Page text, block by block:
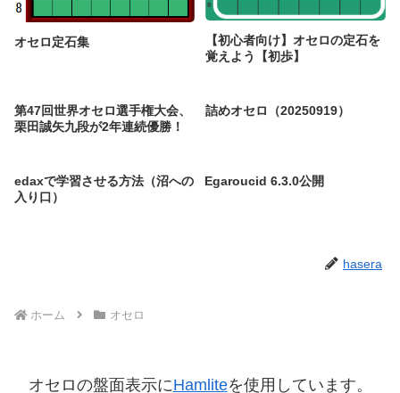
オセロ定石集
【初心者向け】オセロの定石を
覚えよう【初歩】
第47回世界オセロ選手権大会、
栗田誠矢九段が2年連続優勝！
詰めオセロ（20250919）
edaxで学習させる方法（沼への
入り口）
Egaroucid 6.3.0公開
hasera
ホーム オセロ
オセロの盤面表示にHamliteを使用しています。